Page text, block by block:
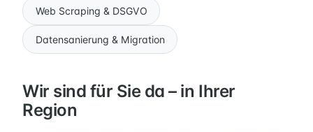
Web Scraping & DSGVO
Datensanierung & Migration
Wir sind für Sie da – in Ihrer
Region